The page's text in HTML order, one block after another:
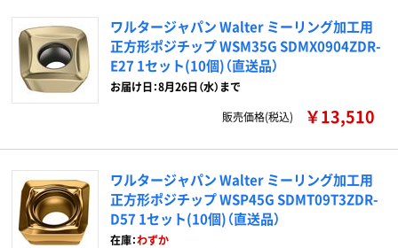
ワルタージャパン Walter ミーリング加工用
正方形ポジチップ WSM35G SDMX0904ZDR-
E27 1セット(10個)（直送品）
お届け日：8月26日（水）まで
販売価格(税込)
￥13,510
ワルタージャパン Walter ミーリング加工用
正方形ポジチップ WSP45G SDMT09T3ZDR-
D57 1セット(10個)（直送品）
在庫：わずか